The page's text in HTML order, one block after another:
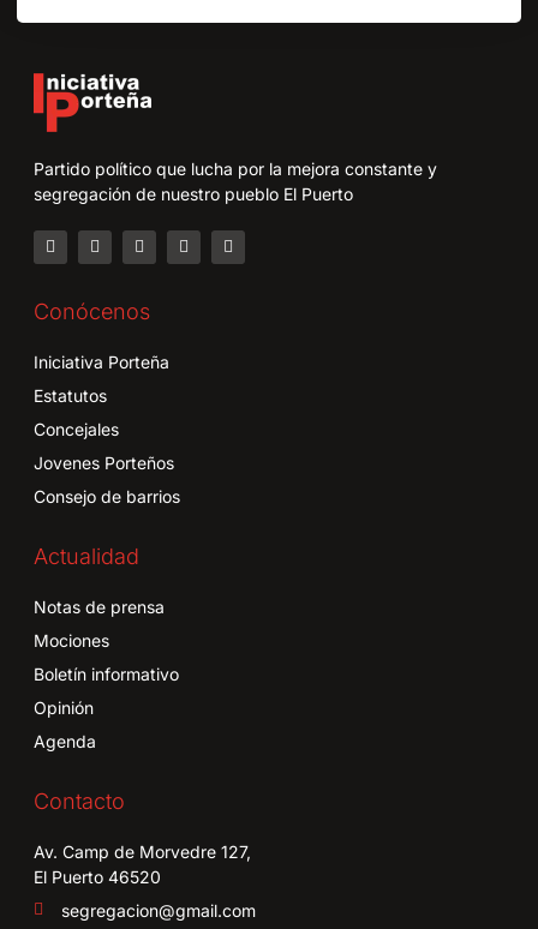
Partido político que lucha por la mejora constante y
segregación de nuestro pueblo El Puerto
Conócenos
Iniciativa Porteña
Estatutos
Concejales
Jovenes Porteños
Consejo de barrios
Actualidad
Notas de prensa
Mociones
Boletín informativo
Opinión
Agenda
Contacto
Av. Camp de Morvedre 127,
El Puerto 46520
segregacion@gmail.com